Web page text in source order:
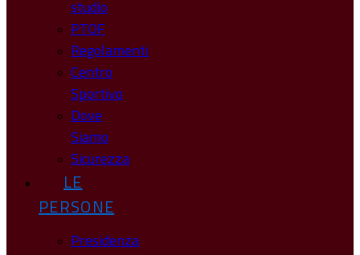
studio
PTOF
Regolamenti
Centro
Sportivo
Dove
Siamo
Sicurezza
LE
PERSONE
Presidenza